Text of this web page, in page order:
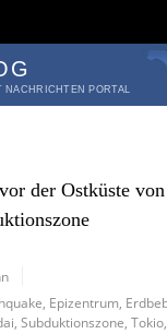
NACHRICHTEN PORTAL
der Ostküste
Epizentrum
,Subduktionszone ,Tokio